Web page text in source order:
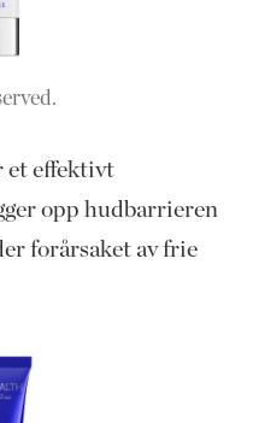
et effektivt
opp hudbarrieren
forårsaket av frie